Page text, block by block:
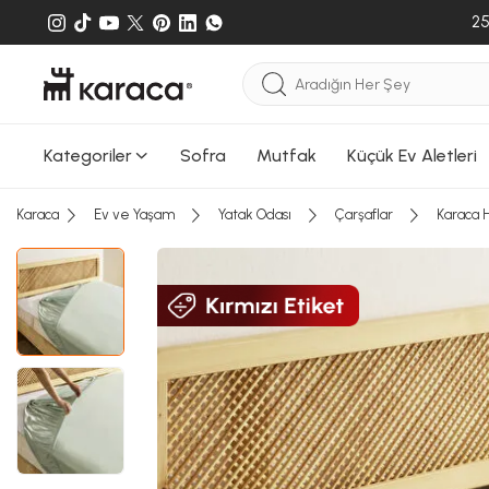
Kategoriler Sofra Mutfak Küçük Ev Aletleri
Sepete
Karaca Ev ve Yaşam Yatak Odası Çarşaflar Karaca